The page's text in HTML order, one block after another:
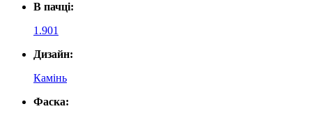
В пачці:
1.901
Дизайн:
Камінь
Фаска: